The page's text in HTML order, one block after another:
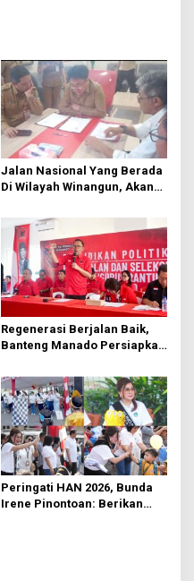
Jalan Nasional Yang Berada
Di Wilayah Winangun, Akan
Regenerasi Berjalan Baik,
Banteng Manado Persiapkan
Rumput
Peringati HAN 2026, Bunda
Irene Pinontoan: Berikan